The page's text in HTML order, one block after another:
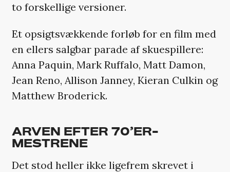
to forskellige versioner.
Et opsigtsvækkende forløb for en film med
en ellers salgbar parade af skuespillere:
Anna Paquin, Mark Ruffalo, Matt Damon,
Jean Reno, Allison Janney, Kieran Culkin og
Matthew Broderick.
ARVEN EFTER 70’ER-
MESTRENE
Det stod heller ikke ligefrem skrevet i